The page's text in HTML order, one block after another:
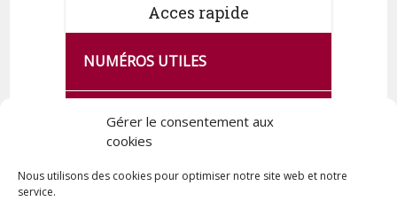
Gérer le consentement aux
cookies
Nous utilisons des cookies pour optimiser notre site web et notre
service.
Acces rapide
NUMÉROS UTILES
CA SE PASSE À FRANCE SERVICES
DE QUINGEY